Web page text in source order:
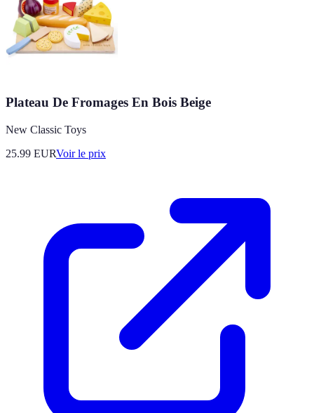
Plateau De Fromages En Bois Beige
New Classic Toys
25.99 EURVoir le prix